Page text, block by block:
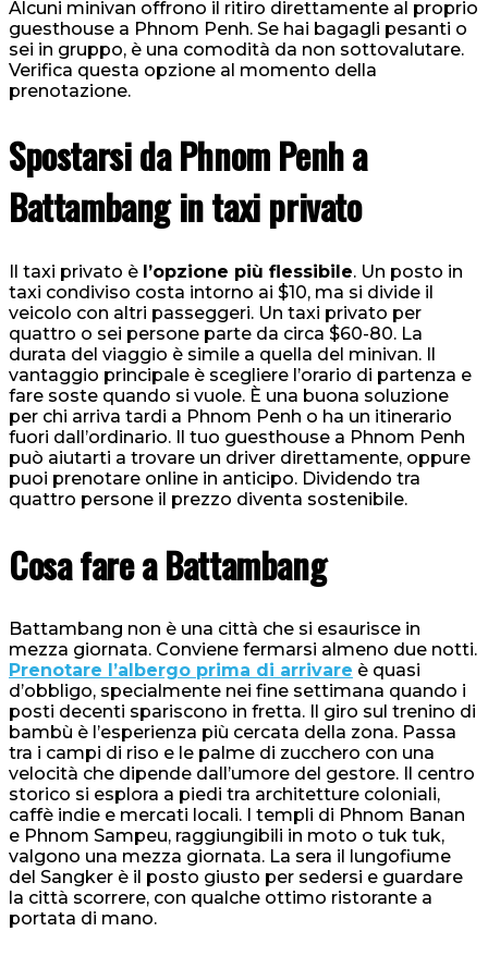
Alcuni minivan offrono il ritiro direttamente al proprio
guesthouse a Phnom Penh. Se hai bagagli pesanti o
sei in gruppo, è una comodità da non sottovalutare.
Verifica questa opzione al momento della
prenotazione.
Spostarsi da Phnom Penh a
Battambang in taxi privato
Il taxi privato è l’opzione più flessibile. Un posto in
taxi condiviso costa intorno ai $10, ma si divide il
veicolo con altri passeggeri. Un taxi privato per
quattro o sei persone parte da circa $60-80. La
durata del viaggio è simile a quella del minivan. Il
vantaggio principale è scegliere l’orario di partenza e
fare soste quando si vuole. È una buona soluzione
per chi arriva tardi a Phnom Penh o ha un itinerario
fuori dall’ordinario. Il tuo guesthouse a Phnom Penh
può aiutarti a trovare un driver direttamente, oppure
puoi prenotare online in anticipo. Dividendo tra
quattro persone il prezzo diventa sostenibile.
Cosa fare a Battambang
Battambang non è una città che si esaurisce in
mezza giornata. Conviene fermarsi almeno due notti.
Prenotare l’albergo prima di arrivare è quasi
d’obbligo, specialmente nei fine settimana quando i
posti decenti spariscono in fretta. Il giro sul trenino di
bambù è l’esperienza più cercata della zona. Passa
tra i campi di riso e le palme di zucchero con una
velocità che dipende dall’umore del gestore. Il centro
storico si esplora a piedi tra architetture coloniali,
caffè indie e mercati locali. I templi di Phnom Banan
e Phnom Sampeu, raggiungibili in moto o tuk tuk,
valgono una mezza giornata. La sera il lungofiume
del Sangker è il posto giusto per sedersi e guardare
la città scorrere, con qualche ottimo ristorante a
portata di mano.